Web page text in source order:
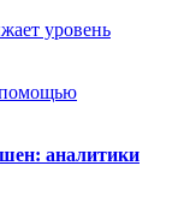
уровень
помощью
аналитики